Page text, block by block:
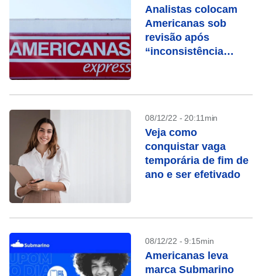
Analistas colocam
Americanas sob
revisão após
“inconsistência
08/12/22 - 20:11min
Veja como
conquistar vaga
temporária de fim de
ano e ser efetivado
08/12/22 - 9:15min
Americanas leva
marca Submarino